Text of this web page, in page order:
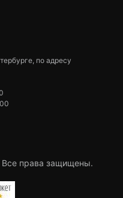
по адресу
права защищены.